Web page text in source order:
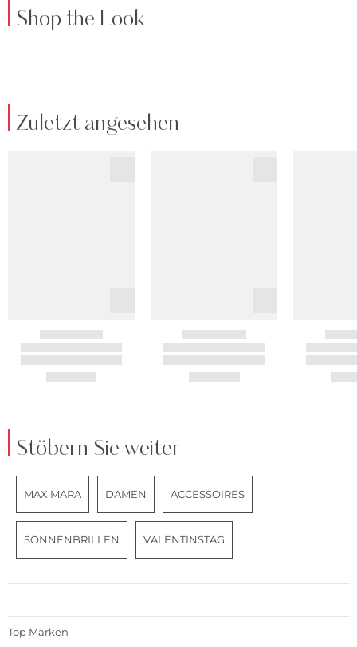
Shop the Look
Zuletzt angesehen
Stöbern Sie weiter
MAX MARA DAMEN ACCESSOIRES
SONNENBRILLEN VALENTINSTAG
Top Marken